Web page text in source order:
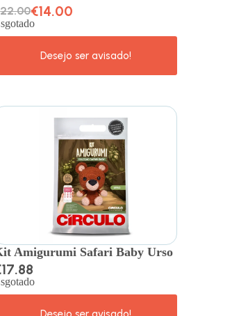
22.00€14.00
Amigurumi Safari Baby Urso
17.88